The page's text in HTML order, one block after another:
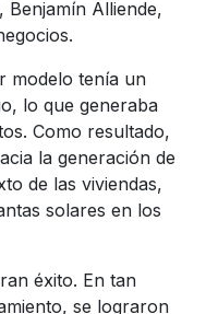
Alliende,
modelo tenía un
lo que generaba
Como resultado,
la generación de
de las viviendas,
solares en los
éxito. En tan
se lograron